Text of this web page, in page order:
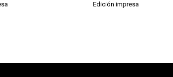
Edición impresa